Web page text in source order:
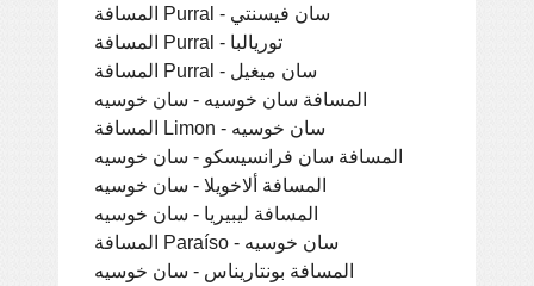
المسافة Purral - سان فيسنتي
المسافة Purral - توريالبا
المسافة Purral - سان ميغيل
المسافة سان خوسيه - سان خوسيه
المسافة Limon - سان خوسيه
المسافة سان فرانسيسكو - سان خوسيه
المسافة ألاخويلا - سان خوسيه
المسافة ليبيريا - سان خوسيه
المسافة Paraíso - سان خوسيه
المسافة بونتاريناس - سان خوسيه